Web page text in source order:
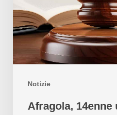
Notizie
Afragola,